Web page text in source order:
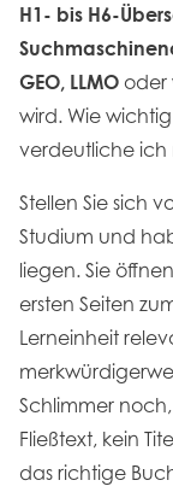
H1- bis H6-
GEO, LLMO oder
wird. Wie
verdeutliche ich
Stellen Sie sich
Studium und
liegen. Sie
ersten Seiten
Lerneinheit
Schlimmer
Fließtext, kein
das richtige